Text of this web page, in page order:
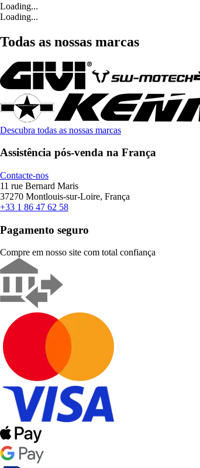
Loading...
Loading...
Todas as nossas marcas
Descubra todas as nossas marcas
Assistência pós-venda na França
Contacte-nos
11 rue Bernard Maris
37270 Montlouis-sur-Loire, França
+33 1 86 47 62 58
Pagamento seguro
Compre em nosso site com total confiança